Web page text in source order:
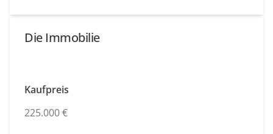
Die Immobilie
Kaufpreis
225.000 €